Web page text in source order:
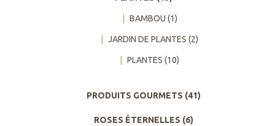
BAMBOU (1)
JARDIN DE PLANTES (2)
PLANTES (10)
PRODUITS GOURMETS (41)
ROSES ÉTERNELLES (6)